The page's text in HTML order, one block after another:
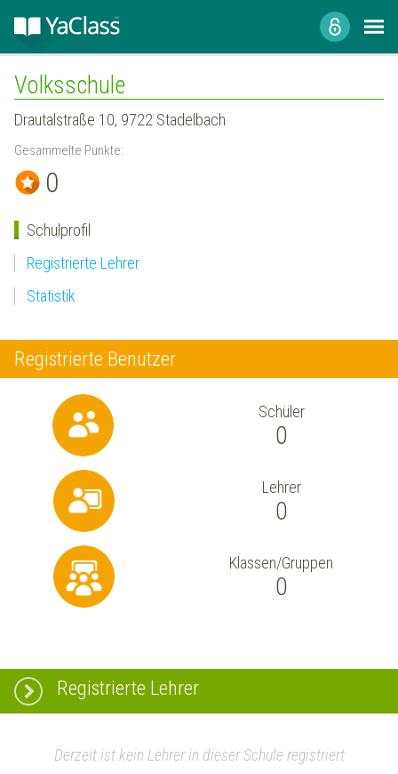
Volksschule
Drautalstraße 10, 9722 Stadelbach
Gesammelte Punkte:
0
Schulprofil
Registrierte Lehrer
Statistik
Registrierte Benutzer
Schüler
0
Lehrer
0
Klassen/Gruppen
0
Registrierte Lehrer
Derzeit ist kein Lehrer in dieser Schule registriert